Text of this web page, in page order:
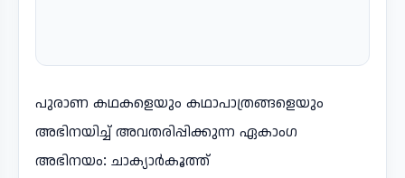
പുരാണ കഥകളെയും കഥാപാത്രങ്ങളെയും
അഭിനയിച്ച് അവതരിപ്പിക്കുന്ന ഏകാംഗ
അഭിനയം: ചാക്യാർകൂത്ത്